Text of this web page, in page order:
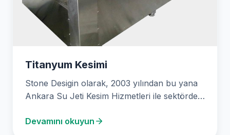
Titanyum Kesimi
Stone Desigin olarak, 2003 yılından bu yana
Ankara Su Jeti Kesim Hizmetleri ile sektörde
alanında…
Devamını okuyun